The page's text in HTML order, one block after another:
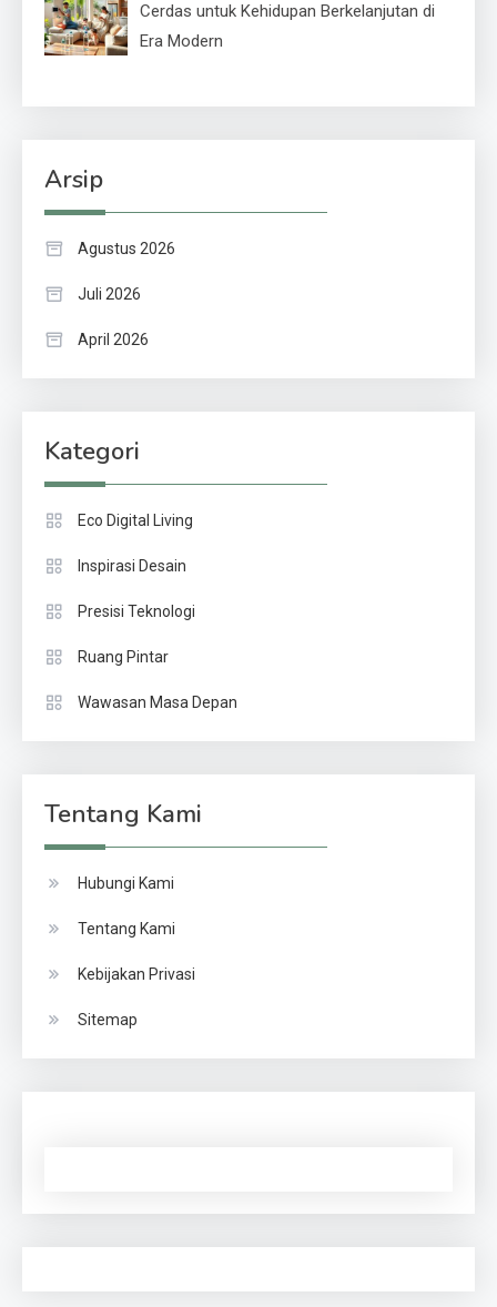
Cerdas untuk Kehidupan Berkelanjutan di
Era Modern
Arsip
Agustus 2026
Juli 2026
April 2026
Kategori
Eco Digital Living
Inspirasi Desain
Presisi Teknologi
Ruang Pintar
Wawasan Masa Depan
Tentang Kami
Hubungi Kami
Tentang Kami
Kebijakan Privasi
Sitemap